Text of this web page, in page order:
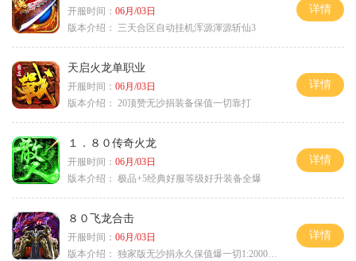
开服时间： 06月/03日
版本介绍：
三天合区自动挂机浑源渾源斩仙3
详情
天启火龙单职业
开服时间： 06月/03日
版本介绍： 20顶赞无沙捐装备保值一切靠打
详情
１．８０传奇火龙
开服时间： 06月/03日
版本介绍： 极品+5经典好服等级好升装备全爆
详情
８０飞龙合击
开服时间： 06月/03日
版本介绍： 独家版无沙捐永久保值爆一切1:2000回2
详情